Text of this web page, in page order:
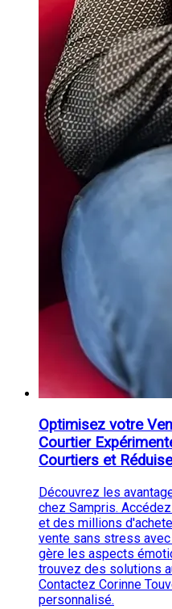
Optimisez votre
Courtier
Courtiers et
Découvrez les
chez Sampris.
et des millions
vente sans stress
gère les aspects
trouvez des solutions
Contactez Corinne
personnalisé.